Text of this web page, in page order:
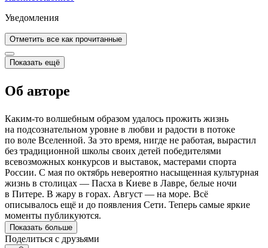
Уведомления
Отметить все как прочитанные
Показать ещё
Об авторе
Каким-то волшебным образом удалось прожить жизнь
на подсознательном уровне в любви и радости в потоке
по воле Вселенной. За это время, нигде не работая, вырастил
без традиционной школы своих детей победителями
всевозможных конкурсов и выставок, мастерами спорта
России. С мая по октябрь невероятно насыщенная культурная
жизнь в столицах — Пасха в Киеве в Лавре, белые ночи
в Питере. В жару в горах. Август — на море. Всё
описывалось ещё и до появления Сети. Теперь самые яркие
моменты публикуются.
Показать больше
Поделиться с друзьями